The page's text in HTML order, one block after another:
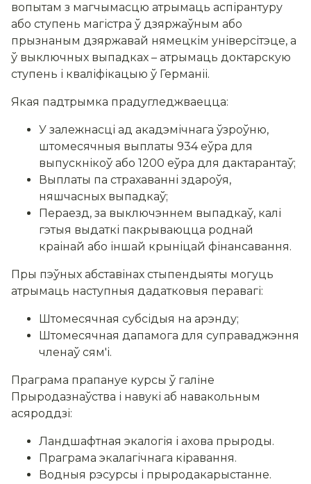
вопытам з магчымасцю атрымаць аспірантуру
або ступень магістра ў дзяржаўным або
прызнаным дзяржавай нямецкім універсітэце, а
ў выключных выпадках – атрымаць доктарскую
ступень і кваліфікацыю ў Германіі.
Якая падтрымка прадугледжваецца:
У залежнасці ад акадэмічнага ўзроўню,
штомесячныя выплаты 934 еўра для
выпускнікоў або 1200 еўра для дактарантаў;
Выплаты па страхаванні здароўя,
няшчасных выпадкаў;
Пераезд, за выключэннем выпадкаў, калі
гэтыя выдаткі пакрываюцца роднай
краінай або іншай крыніцай фінансавання.
Пры пэўных абставінах стыпендыяты могуць
атрымаць наступныя дадатковыя перавагі:
Штомесячная субсідыя на арэнду;
Штомесячная дапамога для суправаджэння
членаў сям'і.
Праграма прапануе курсы ў галіне
Прыродазнаўства і навукі аб навакольным
асяроддзі:
Ландшафтная экалогія і ахова прыроды.
Праграма экалагічнага кіравання.
Водныя рэсурсы і прыродакарыстанне.